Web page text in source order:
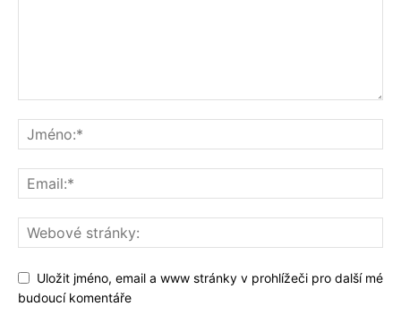
Uložit jméno, email a www stránky v prohlížeči pro další mé
budoucí komentáře